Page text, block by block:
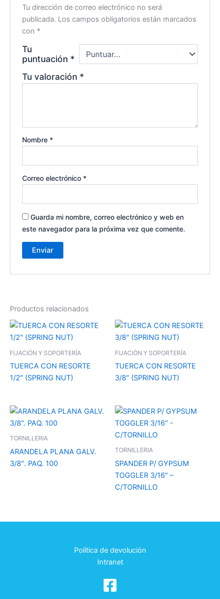
Tu dirección de correo electrónico no será
publicada. Los campos obligatorios están marcados
con *
Tu
puntuación *
Tu valoración *
Nombre *
Correo electrónico *
Guarda mi nombre, correo electrónico y web en
este navegador para la próxima vez que comente.
Productos relacionados
FIJACIÓN Y SOPORTERÍA
TUERCA CON RESORTE
1/2″ (SPRING NUT)
FIJACIÓN Y SOPORTERÍA
TUERCA CON RESORTE
3/8″ (SPRING NUT)
TORNILLERIA
ARANDELA PLANA GALV.
3/8″. PAQ. 100
TORNILLERIA
SPANDER P/ GYPSUM
TOGGLER 3/16″ –
C/TORNILLO
Política de devolución
Intranet